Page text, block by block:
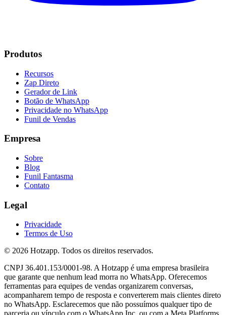
Produtos
Recursos
Zap Direto
Gerador de Link
Botão de WhatsApp
Privacidade no WhatsApp
Funil de Vendas
Empresa
Sobre
Blog
Funil Fantasma
Contato
Legal
Privacidade
Termos de Uso
© 2026 Hotzapp. Todos os direitos reservados.
CNPJ 36.401.153/0001-98. A Hotzapp é uma empresa brasileira
que garante que nenhum lead morra no WhatsApp. Oferecemos
ferramentas para equipes de vendas organizarem conversas,
acompanharem tempo de resposta e converterem mais clientes direto
no WhatsApp. Esclarecemos que não possuímos qualquer tipo de